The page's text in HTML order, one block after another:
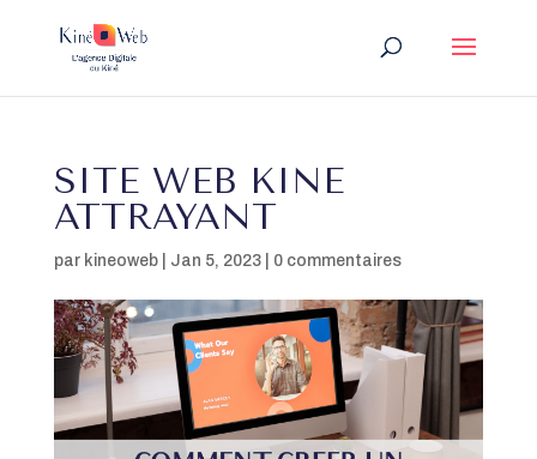
SITE WEB KINE
ATTRAYANT
par kineoweb| Jan 5, 2023| 0 commentaires